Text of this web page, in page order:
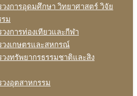
วงการอุดมศึกษา วิทยาศาสตร์ วิจัย
ม
วงการท่องเทียวและกีฬา
วงเกษตรและสหกรณ์
วงทรัพยากรธรรมชาติและสิง
วงอุตสาหกรรม